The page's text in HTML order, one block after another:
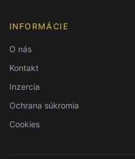
INFORMÁCIE
O nás
Kontakt
Inzercia
Ochrana súkromia
Cookies